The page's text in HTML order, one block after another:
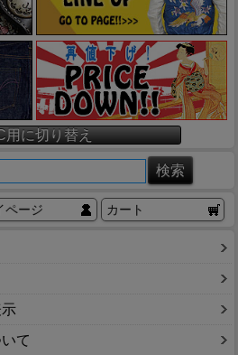
用に切り替え
ページ カート
て